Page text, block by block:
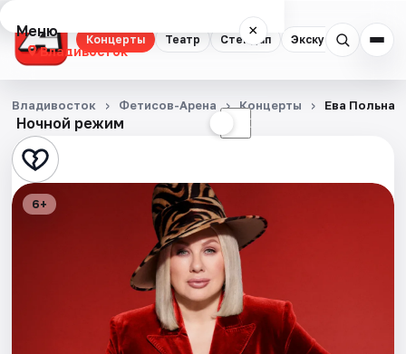
Концерты Театр Стендап Экскурсии
Меню ×
Владивосток
Концерты
Театр
Стендап
Ночной режим ☾
Владивосток Фетисов-Арена Концерты Ева Польна
6+